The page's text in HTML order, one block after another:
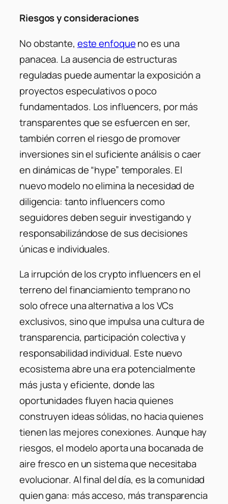
Riesgos y consideraciones
No obstante, este enfoqueno es una
panacea. La ausencia de estructuras
reguladas puede aumentar la exposición a
proyectos especulativos o poco
fundamentados. Los influencers, por más
transparentes que se esfuercen en ser,
también corren el riesgo de promover
inversiones sin el suficiente análisis o caer
en dinámicas de “hype” temporales. El
nuevo modelo no elimina la necesidad de
diligencia: tanto influencers como
seguidores deben seguir investigando y
responsabilizándose de sus decisiones
únicas e individuales.
La irrupción de los crypto influencers en el
terreno del financiamiento temprano no
solo ofrece una alternativa a los VCs
exclusivos, sino que impulsa una cultura de
transparencia, participación colectiva y
responsabilidad individual. Este nuevo
ecosistema abre una era potencialmente
más justa y eficiente, donde las
oportunidades fluyen hacia quienes
construyen ideas sólidas, no hacia quienes
tienen las mejores conexiones. Aunque hay
riesgos, el modelo aporta una bocanada de
aire fresco en un sistema que necesitaba
evolucionar. Al final del día, es la comunidad
quien gana: más acceso, más transparencia